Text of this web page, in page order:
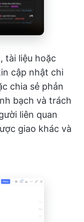
tài liệu hoặc
cập nhật chi
chia sẻ phản
bạch và trách
liên quan
giao khác và